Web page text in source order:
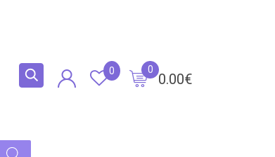
0.00€
0
0